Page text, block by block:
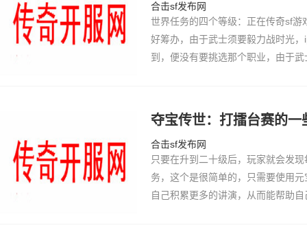
合击sf发布网
世界任务的四个等级：正在传奇sf
好筹办，由于武士须要毅力战时光
到，便没有要挑选那个职业，由于
夺宝传世：打擂台赛的一
合击sf发布网
只要在升到二十级后，玩家就会发
务，这个是很简单的，只需要使用
自己积累更多的讲演，从而能帮助